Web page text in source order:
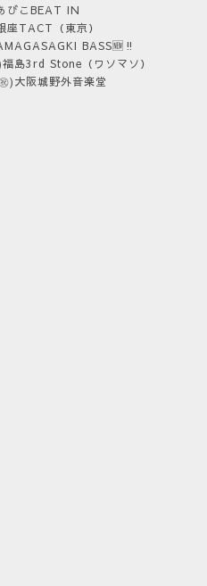
びこBEAT IN
TACT（東京）
BASS🆕‼️
島3rd Stone（ワソマソ）
️)大阪城野外音楽堂